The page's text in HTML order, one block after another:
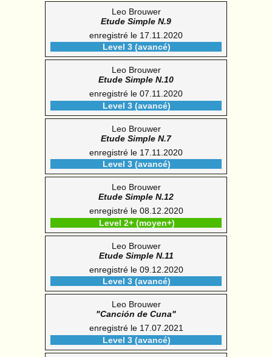
Leo Brouwer
Etude Simple N.9
enregistré le 17.11.2020
Level 3 (avancé)
Leo Brouwer
Etude Simple N.10
enregistré le 07.11.2020
Level 3 (avancé)
Leo Brouwer
Etude Simple N.7
enregistré le 17.11.2020
Level 3 (avancé)
Leo Brouwer
Etude Simple N.12
enregistré le 08.12.2020
Level 2+ (moyen+)
Leo Brouwer
Etude Simple N.11
enregistré le 09.12.2020
Level 3 (avancé)
Leo Brouwer
"Canción de Cuna"
enregistré le 17.07.2021
Level 3 (avancé)